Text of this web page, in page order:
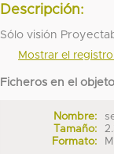
Descripción:
Sólo visión
Mostrar el
Ficheros en el
Nombre:
Tamaño:
Formato: